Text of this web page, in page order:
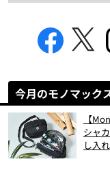
今月のモノマック
【
シャ
し入